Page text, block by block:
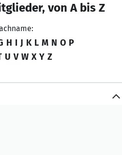
von A bis Z
H I J K L M N O P
U V W X Y Z